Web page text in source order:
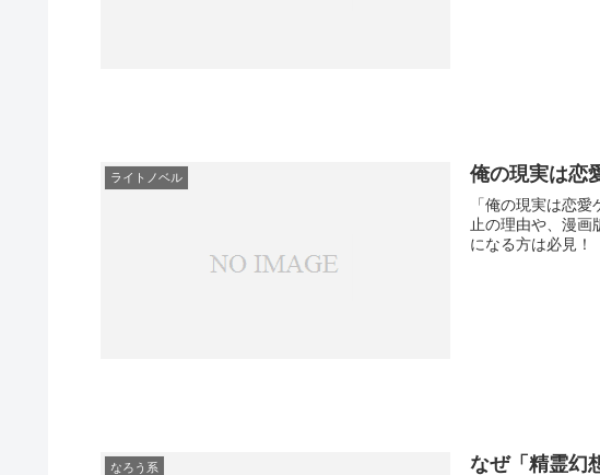
ライトノベル 俺の現実は恋
「俺の現実は恋
止の理由や、漫
になる方は必見！
なろう系 なぜ「精霊幻